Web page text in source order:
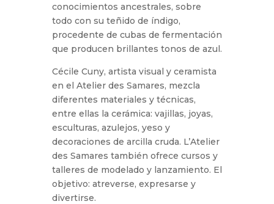
conocimientos ancestrales, sobre
todo con su teñido de índigo,
procedente de cubas de fermentación
que producen brillantes tonos de azul.
Cécile Cuny, artista visual y ceramista
en el Atelier des Samares, mezcla
diferentes materiales y técnicas,
entre ellas la cerámica: vajillas, joyas,
esculturas, azulejos, yeso y
decoraciones de arcilla cruda. L’Atelier
des Samares también ofrece cursos y
talleres de modelado y lanzamiento. El
objetivo: atreverse, expresarse y
divertirse.